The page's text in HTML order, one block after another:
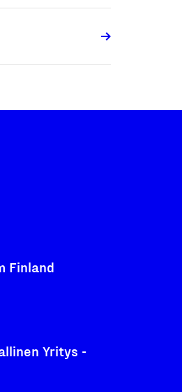
Finland
Yritys -